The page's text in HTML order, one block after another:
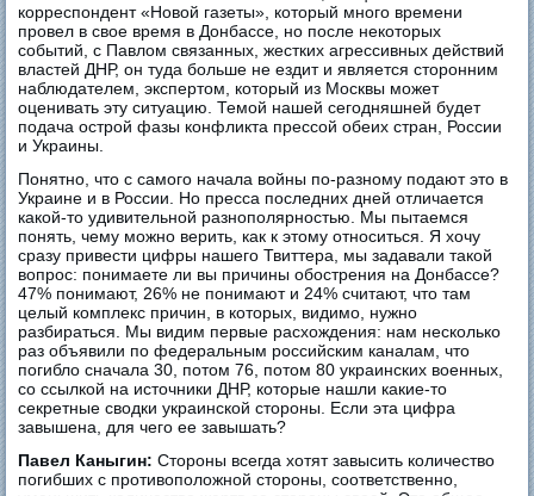
корреспондент «Новой газеты», который много времени
провел в свое время в Донбассе, но после некоторых
событий, с Павлом связанных, жестких агрессивных действий
властей ДНР, он туда больше не ездит и является сторонним
наблюдателем, экспертом, который из Москвы может
оценивать эту ситуацию. Темой нашей сегодняшней будет
подача острой фазы конфликта прессой обеих стран, России
и Украины.
Понятно, что с самого начала войны по-разному подают это в
Украине и в России. Но пресса последних дней отличается
какой-то удивительной разнополярностью. Мы пытаемся
понять, чему можно верить, как к этому относиться. Я хочу
сразу привести цифры нашего Твиттера, мы задавали такой
вопрос: понимаете ли вы причины обострения на Донбассе?
47% понимают, 26% не понимают и 24% считают, что там
целый комплекс причин, в которых, видимо, нужно
разбираться. Мы видим первые расхождения: нам несколько
раз объявили по федеральным российским каналам, что
погибло сначала 30, потом 76, потом 80 украинских военных,
со ссылкой на источники ДНР, которые нашли какие-то
секретные сводки украинской стороны. Если эта цифра
завышена, для чего ее завышать?
Павел Каныгин: Стороны всегда хотят завысить количество
погибших с противоположной стороны, соответственно,